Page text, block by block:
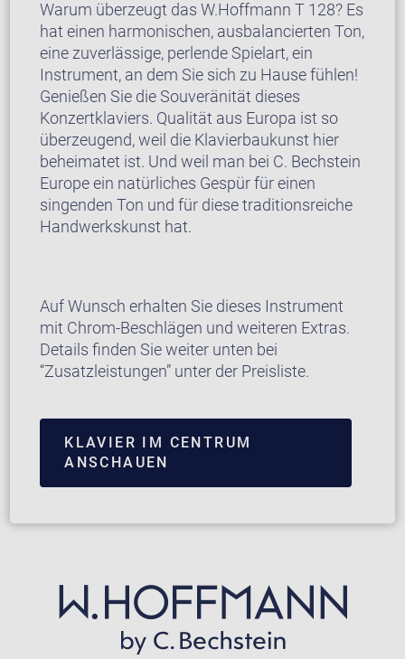
Warum überzeugt das W.Hoffmann T 128? Es
hat einen harmonischen, ausbalancierten Ton,
eine zuverlässige, perlende Spielart, ein
Instrument, an dem Sie sich zu Hause fühlen!
Genießen Sie die Souveränität dieses
Konzertklaviers. Qualität aus Europa ist so
überzeugend, weil die Klavierbaukunst hier
beheimatet ist. Und weil man bei C. Bechstein
Europe ein natürliches Gespür für einen
singenden Ton und für diese traditionsreiche
Handwerkskunst hat.
Auf Wunsch erhalten Sie dieses Instrument
mit Chrom-Beschlägen und weiteren Extras.
Details finden Sie weiter unten bei
“Zusatzleistungen” unter der Preisliste.
KLAVIER IM CENTRUM
ANSCHAUEN